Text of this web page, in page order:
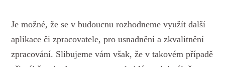
Je možné, že se v budoucnu rozhodneme využít další
aplikace či zpracovatele, pro usnadnění a zkvalitnění
zpracování. Slibujeme vám však, že v takovém případě